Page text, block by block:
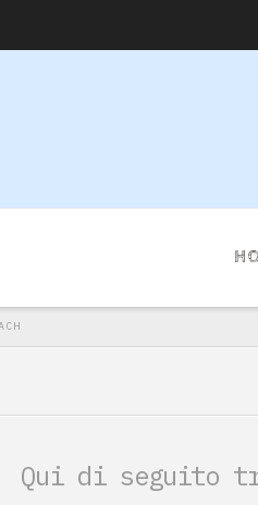
Qui di seguito